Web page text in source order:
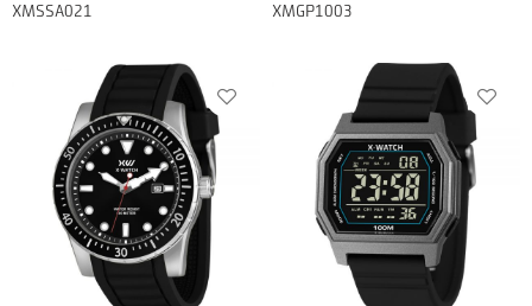
XMSSA021 XMGP1003